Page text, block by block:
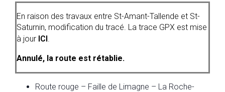
En raison des travaux entre St-Amant-Tallende et St-
Saturnin, modification du tracé. La trace GPX est mise
à jour ICI
Annulé, la route est rétablie.
Route rouge – Faille de Limagne – La Roche-